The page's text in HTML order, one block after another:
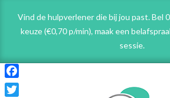
content
Vind de hulpverlener die bij jou past. Bel
keuze (€0,70 p/min), maak een
sessie.
Facebook